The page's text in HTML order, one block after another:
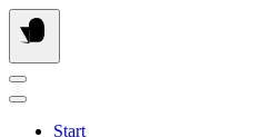
Springe
zum
Inhalt
Start